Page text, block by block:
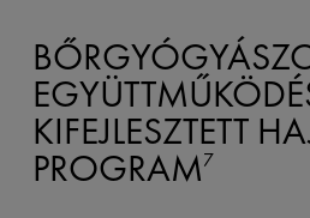
KIFEJLESZTETT
PROGRAM7